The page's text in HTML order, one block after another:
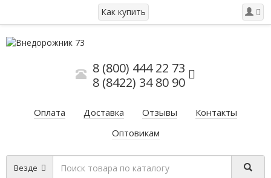
Как купить
8 (800) 444 22 73
8 (8422) 34 80 90
Оплата Доставка Отзывы
Контакты
Оптовикам
Везде